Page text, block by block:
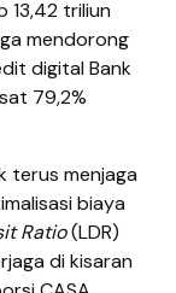
13,42 triliun
mendorong
digital Bank
79,2%
terus menjaga
biaya
Ratio(LDR)
di kisaran